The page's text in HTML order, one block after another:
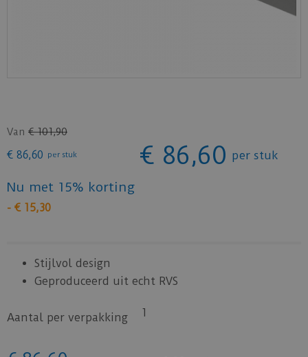
Van € 101,90
€ 86,60 per stuk € 86,60 per stuk
Nu met 15% korting
- € 15,30
Stijlvol design
Geproduceerd uit echt RVS
Aantal per verpakking 1